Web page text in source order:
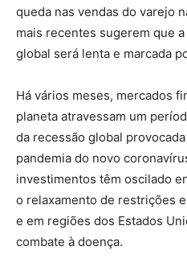
queda nas vendas do varejo
mais recentes sugerem que
global será lenta e marcada
Há vários meses, mercados
planeta atravessam um
da recessão global
pandemia do novo
investimentos têm oscilado
o relaxamento de restrições
e em regiões dos Estados
combate à doença.